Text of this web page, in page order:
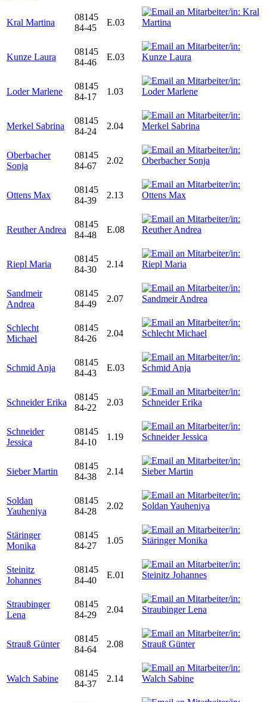
Kral Martina
08145
84-45
E.03
Kunze Laura
08145
84-46
E.03
Loder Marlene
08145
84-17
1.03
Merkel Sabrina
08145
84-24
2.04
Oberbacher
Sonja
08145
84-67
2.02
Ottens Max
08145
84-39
2.13
Reuther Andrea
08145
84-48
E.08
Riepl Maria
08145
84-30
2.14
Sandmeir
Andrea
08145
84-49
2.07
Schlecht
Michael
08145
84-26
2.04
Schmid Anja
08145
84-43
E.03
Schneider Erika
08145
84-22
2.03
Schneider
Jessica
08145
84-10
1.19
Sieber Martin
08145
84-38
2.14
Soldan
Yauheniya
08145
84-28
2.02
Stäringer
Monika
08145
84-27
1.05
Steinitz
Johannes
08145
84-40
E.01
Straubinger
Lena
08145
84-29
2.04
Strauß Günter
08145
84-64
2.08
Walch Sabine
08145
84-37
2.14